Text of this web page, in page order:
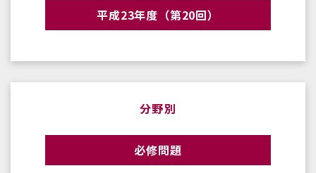
平成23年度（第20回）
分野別
必修問題